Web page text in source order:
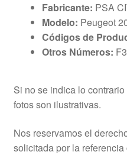
Fabricante: PSA
Modelo: Peugeot
Códigos de
Otros Números:
Si no se indica lo
fotos son ilustrativas.
Nos reservamos el
solicitada por la